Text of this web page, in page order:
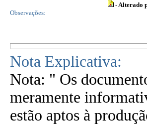
- Alterado
Observações:
Nota Explicativa:
Nota: " Os
meramente
estão aptos à